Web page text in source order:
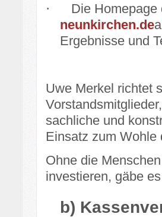
·
Die
neunkirchen.de
Ergebnisse und
Uwe Merkel richtet
sachliche und
Einsatz zum Wohle
Ohne die
investieren, gäbe
b)